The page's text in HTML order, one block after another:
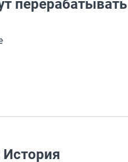
перерабатывать
История